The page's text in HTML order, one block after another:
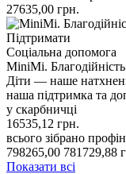
27635,00 грн.
Підтримати
Соціальна допомога
MiniMi. Благодійність
Діти — наше
наша підтримка та
у скарбничці
16535,12 грн.
всього зібрано
798265,00 781729,88
Показати всі